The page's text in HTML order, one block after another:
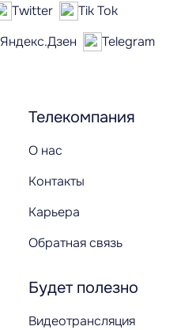
Телекомпания
О нас
Контакты
Карьера
Обратная связь
Будет полезно
Видеотрансляция
Twitter
Tik Tok
Яндекс.Дзен
Telegram